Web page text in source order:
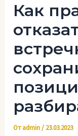
Как
Отadmin/ 23.03.2023